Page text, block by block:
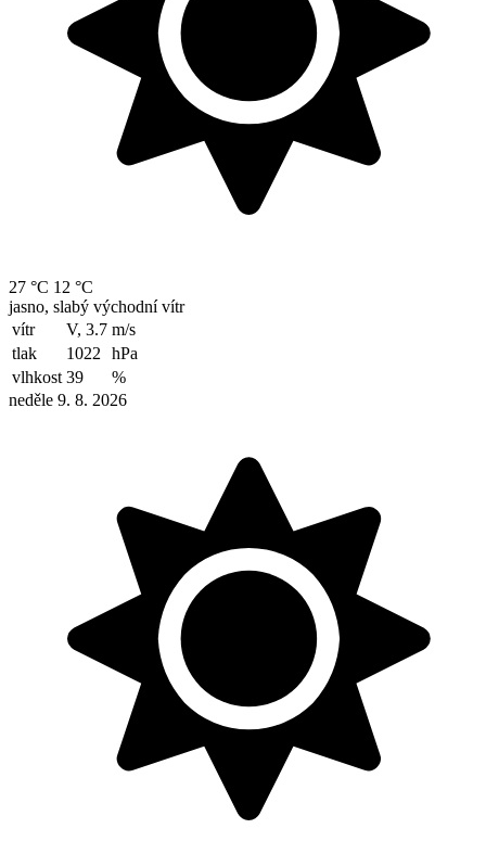
27 °C 12 °C
jasno, slabý východní vítr
vítr
V, 3.7 m/s
tlak
1022 hPa
vlhkost 39
%
neděle 9. 8. 2026